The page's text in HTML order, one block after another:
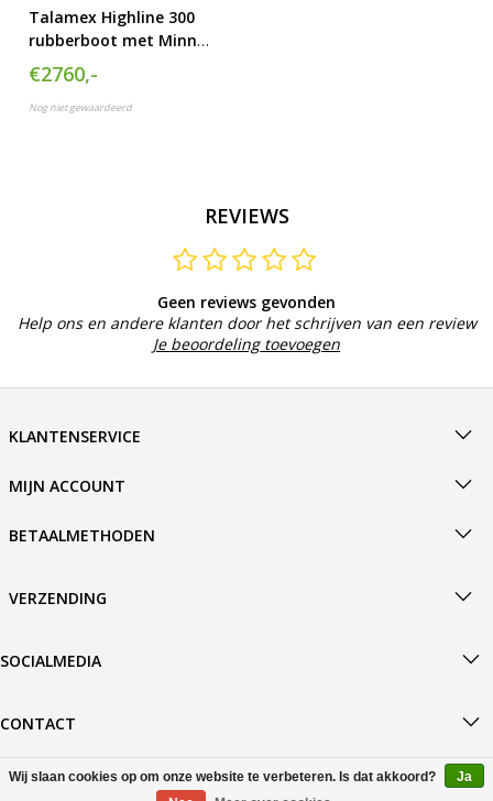
Talamex Highline 300
rubberboot met Minn
Kota Endura Max 55 met
lithium Rebelcell accu
€2760,-
Nog niet gewaardeerd
REVIEWS
Geen reviews gevonden
Help ons en andere klanten door het schrijven van een review
Je beoordeling toevoegen
KLANTENSERVICE
MIJN ACCOUNT
BETAALMETHODEN
VERZENDING
SOCIALMEDIA
CONTACT
Wij slaan cookies op om onze website te verbeteren. Is dat akkoord?
Ja